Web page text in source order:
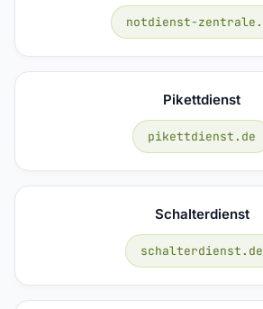
notdienst-
Pikettdienst
pikettdienst.de
Schalterdienst
schalterdienst.de